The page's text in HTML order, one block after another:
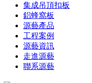
集成吊頂扣板
鋁蜂窩板
源藝產品
工程案例
源藝資訊
走進源藝
聯系源藝